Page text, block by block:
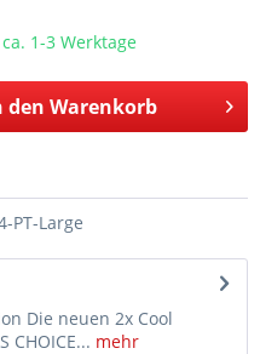
1-3 Werktage
den Warenkorb
PT-Large
Die neuen 2x Cool
CHOICE... mehr